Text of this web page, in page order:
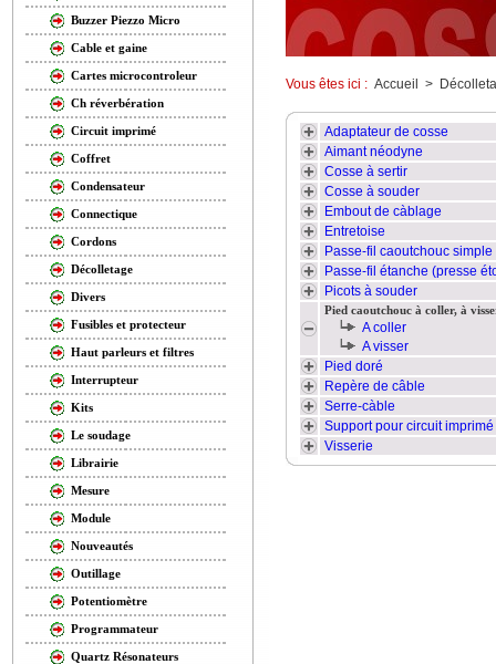
Buzzer Piezzo Micro
Cable et gaine
Cartes microcontroleur
Ch réverbération
Circuit imprimé
Coffret
Condensateur
Connectique
Cordons
Décolletage
Divers
Fusibles et protecteur
Haut parleurs et filtres
Interrupteur
Kits
Le soudage
Librairie
Mesure
Module
Nouveautés
Outillage
Potentiomètre
Programmateur
Quartz Résonateurs
Vous êtes ici : Accueil >
Adaptateur de cosse
Aimant néodyne
Cosse à sertir
Cosse à souder
Embout de càblage
Entretoise
Passe-fil caoutchouc simple
Passe-fil étanche (presse
Picots à souder
Pied caoutchouc à coller, à
A coller
A visser
Pied doré
Repère de câble
Serre-càble
Support pour circuit imprimé
Visserie